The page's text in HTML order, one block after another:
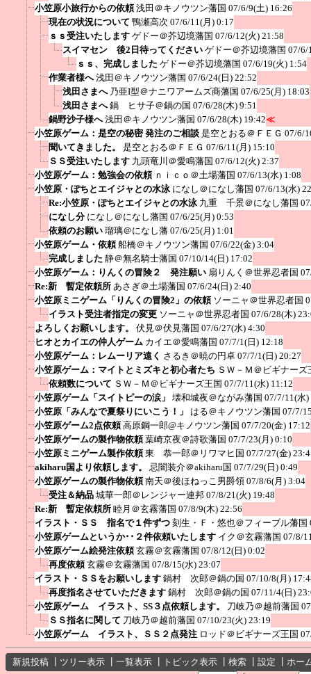
小笠原小旅行からの依頼 浅田＠キノウツン藩国 07/6/9(土) 16:26
現在の状況について 鴨瀬高次 07/6/11(月) 0:17
ｓｓ受注いたします ゲドー＠芥辺境藩国 07/6/12(火) 21:58
スイマセン 後2日待ってください ゲドー＠芥辺境藩国 07/6/
ｓｓ、完成しました ゲドー＠芥辺境藩国 07/6/19(火) 1:54
作業者様へ 浅田＠キノウツン藩国 07/6/24(日) 22:52
浅田さまへ 乃亜I型＠ナニワアームズ商藩国 07/6/25(月) 18:03
浅田さまへ 鍋 ヒサ子＠鍋の国 07/6/28(木) 9:51
鍋野沙子様へ 浅田＠キノウツン藩国 07/6/28(木) 19:42≪
小笠原ゲーム：是空の秘密 発注のご相談 是空とおる＠ＦＥＧ 07/6/
聞いてきました。
是空とおる＠ＦＥＧ 07/6/11(月) 15:10
ＳＳ受注いたします 九頭竜川＠愛鳴藩国 07/6/12(火) 2:37
小笠原ゲーム：勉強会の依頼 ｎｉｃｏ＠土場藩国 07/6/13(水) 1:08
小笠原・ぽちとエイジャとの水泳 になし＠になし藩国 07/6/13(水)
Re:小笠原・ぽちとエイジャとの水泳 九重 千景＠になし藩国
になし分 になし＠になし藩国 07/6/25(月) 0:53
依頼のお願い 瑠璃＠になし藩 07/6/25(月) 1:01
小笠原ゲーム・依頼 船橋＠キノウツン藩国 07/6/22(金) 3:04
完成しました 静＠無名騎士藩国 07/10/14(日) 17:02
小笠原ゲーム：りんくの冒険２ 発注願い 扇りんく＠世界忍者国
Re:新 暫定依頼所 あさぎ＠土場藩国 07/6/24(日) 2:40
小笠原ミニゲーム「りんくの冒険2」の依頼 ソーニャ＠世界忍者国
イラスト受注者指定の変更 ソーニャ＠世界忍者国 07/6/28(木)
よろしくお願いします。
伏見＠伏見藩国 07/6/27(水) 4:30
ヒオとカイエの仲人ゲーム カイエ＠愛鳴藩国 07/7/1(日) 12:18
小笠原ゲーム：レムーリア遠く さるき＠暁の円卓 07/7/1(日) 20:27
小笠原ゲーム：マイトとミズキと初心者たち ＳＷ－Ｍ＠ビギナーズ
依頼数について ＳＷ－Ｍ＠ビギナーズ王国 07/7/11(水) 11:12
小笠原ゲーム「スイトピーの涙」
壊和城夜＠ながみ藩国 07/7/11(水)
小笠原「みんなで夏祭りにいこう！」
はる＠キノウツン藩国 07/7/
小笠原ゲーム2点依頼 高原鋼一郎@キノウツン藩国 07/7/20(金) 17:12
小笠原ゲームの製作物依頼 葉崎京夜＠詩歌藩国 07/7/23(月) 0:10
小笠原ミニゲーム製作依頼 東 恭一郎＠リワマヒ国 07/7/27(金)
akiharu国より依頼します。
忌闇装介＠akiharu国 07/7/29(日) 0:49
小笠原ゲームの製作物依頼 南天＠後ほねっこ男爵領 07/8/6(月) 3:04
受注＆納品 城華一郎＠レンジャー連邦 07/8/21(火) 19:48
Re:新 暫定依頼所 睦月＠玄霧藩国 07/8/9(木) 22:56
イラスト・ＳＳ 指名で１件ずつ 刻生・Ｆ・悠也＠フィーブル藩国
小笠原ゲームというか･･２件依頼いたします イク＠玄霧藩国 07/8/
小笠原ゲーム絵発注依頼 玄霧＠玄霧藩国 07/8/12(日) 0:02
再度依頼 玄霧＠玄霧藩国 07/8/15(水) 23:07
イラスト・ＳＳをお願いします 鍋村 次郎＠鍋の国 07/10/8(月)
再度指名させていただきます 鍋村 次郎＠鍋の国 07/11/4(日)
小笠原ゲーム イラスト、SS３点依頼します。
刀岐乃＠越前藩国
ＳＳ指名に関して 刀岐乃＠越前藩国 07/10/23(火) 23:19
小笠原ゲーム イラスト、ＳＳ２点発注 ロッド＠ビギナーズ王国
新規投稿 ツリー表示 一覧表示 トピック表示 検索 設定
ホー